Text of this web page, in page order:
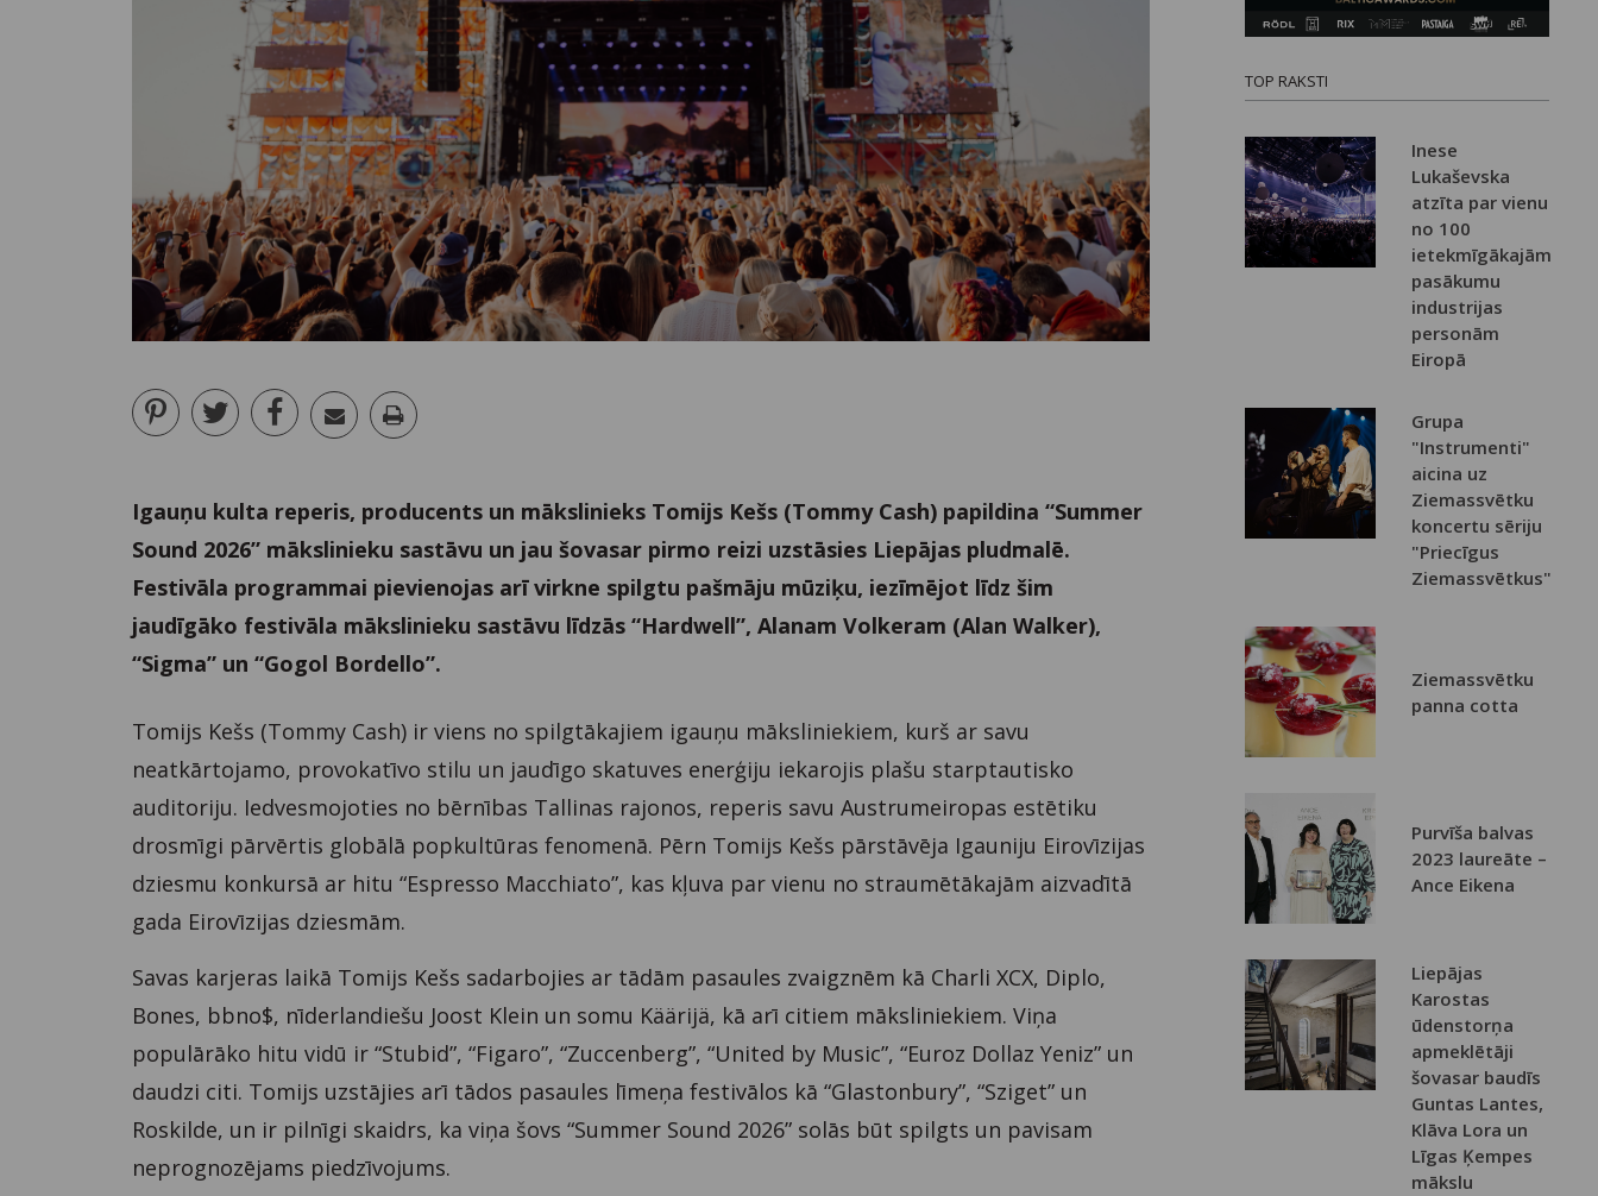
Igauņu kulta reperis, producents un mākslinieks Tomijs Kešs (Tommy Cash) papildina “Summer
Sound 2026” mākslinieku sastāvu un jau šovasar pirmo reizi uzstāsies Liepājas pludmalē.
Festivāla programmai pievienojas arī virkne spilgtu pašmāju mūziķu, iezīmējot līdz šim
jaudīgāko festivāla mākslinieku sastāvu līdzās “Hardwell”, Alanam Volkeram (Alan Walker),
“Sigma” un “Gogol Bordello”.
Tomijs Kešs (Tommy Cash) ir viens no spilgtākajiem igauņu māksliniekiem, kurš ar savu
neatkārtojamo, provokatīvo stilu un jaudīgo skatuves enerģiju iekarojis plašu starptautisko
auditoriju. Iedvesmojoties no bērnības Tallinas rajonos, reperis savu Austrumeiropas estētiku
drosmīgi pārvērtis globālā popkultūras fenomenā. Pērn Tomijs Kešs pārstāvēja Igauniju Eirovīzijas
dziesmu konkursā ar hitu “Espresso Macchiato”, kas kļuva par vienu no straumētākajām aizvadītā
gada Eirovīzijas dziesmām.
Savas karjeras laikā Tomijs Kešs sadarbojies ar tādām pasaules zvaigznēm kā Charli XCX, Diplo,
Bones, bbno$, nīderlandiešu Joost Klein un somu Käärijä, kā arī citiem māksliniekiem. Viņa
populārāko hitu vidū ir “Stubid”, “Figaro”, “Zuccenberg”, “United by Music”, “Euroz Dollaz Yeniz” un
daudzi citi. Tomijs uzstājies arī tādos pasaules līmeņa festivālos kā “Glastonbury”, “Sziget” un
Roskilde, un ir pilnīgi skaidrs, ka viņa šovs “Summer Sound 2026” solās būt spilgts un pavisam
neprognozējams piedzīvojums.
TOP RAKSTI
Inese
Lukaševska
atzīta par vienu
no 100
ietekmīgākajām
pasākumu
industrijas
personām
Eiropā
Grupa
"Instrumenti"
aicina uz
Ziemassvētku
koncertu sēriju
"Priecīgus
Ziemassvētkus"
Ziemassvētku
panna cotta
Purvīša balvas
2023 laureāte –
Ance Eikena
Liepājas
Karostas
ūdenstorņa
apmeklētāji
šovasar baudīs
Guntas Lantes,
Klāva Lora un
Līgas Ķempes
mākslu